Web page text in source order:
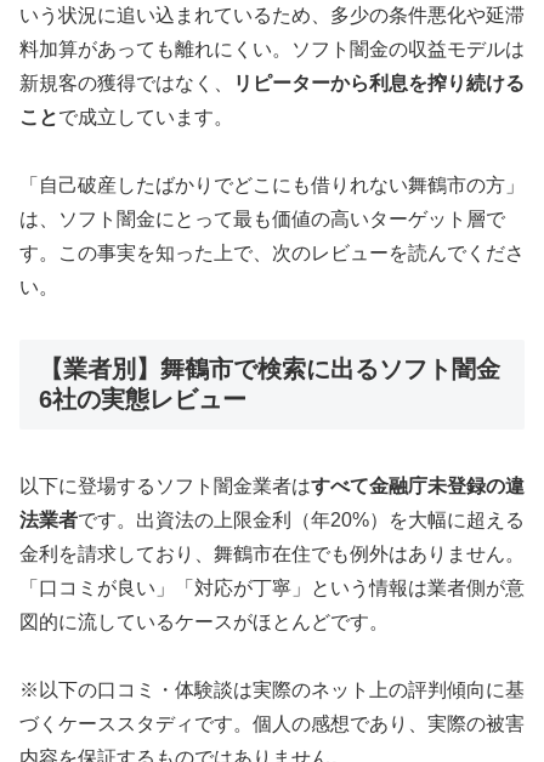
いう状況に追い込まれているため、多少の条件悪化や延滞
料加算があっても離れにくい。ソフト闇金の収益モデルは
新規客の獲得ではなく、
リピーターから利息を搾り続ける
ことで成立しています。
「自己破産したばかりでどこにも借りれない舞鶴市の方」
は、ソフト闇金にとって最も価値の高いターゲット層で
す。この事実を知った上で、次のレビューを読んでくださ
い。
【業者別】舞鶴市で検索に出るソフト闇金
6社の実態レビュー
以下に登場するソフト闇金業者はすべて金融庁未登録の違
法業者です。出資法の上限金利（年20%）を大幅に超える
金利を請求しており、舞鶴市在住でも例外はありません。
「口コミが良い」「対応が丁寧」という情報は業者側が意
図的に流しているケースがほとんどです。
※以下の口コミ・体験談は実際のネット上の評判傾向に基
づくケーススタディです。個人の感想であり、実際の被害